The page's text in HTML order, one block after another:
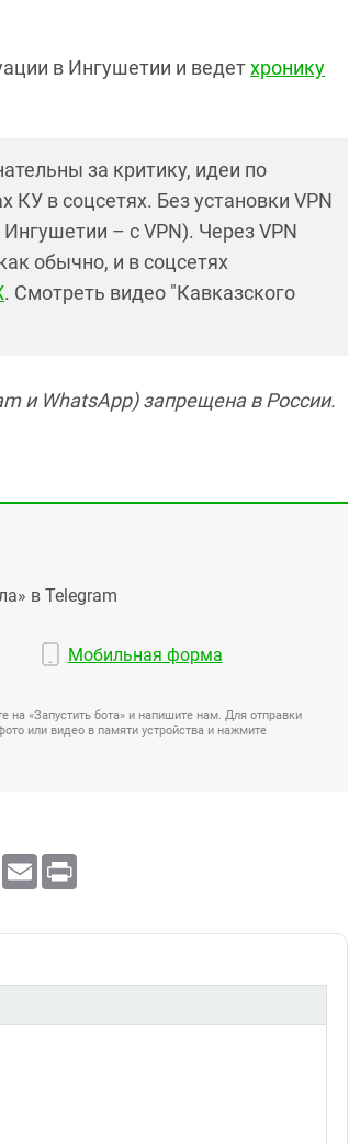
в Ингушетии и ведетхронику
за критику, идеи по
КУ в соцсетях. Без установки VPN
– с VPN). Через VPN
обычно, и в соцсетях
. Смотреть видео "Кавказского
и WhatsApp) запрещена в России.
в Telegram
Мобильная форма
на «Запустить бота» и напишите нам. Для отправки
или видео в памяти устройства и нажмите
LiveJournal
Email